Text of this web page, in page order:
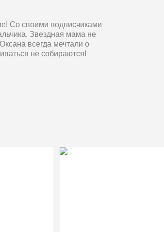
Со своими подписчиками
Звездная мама не
всегда мечтали о
не собираются!